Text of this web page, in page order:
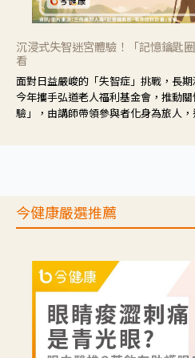
沉浸式失智迷宮體驗！「記憶鑰匙
看
面對日益嚴峻的「失智症」挑戰，長
今年攜手弘道老人福利基金會，推動關懷計畫。 透過沉
驗」，由講師帶領參與者化身為旅人
今健康嚴選推薦